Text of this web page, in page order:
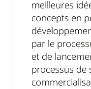
meilleures
concepts en
par le
et de
processus de